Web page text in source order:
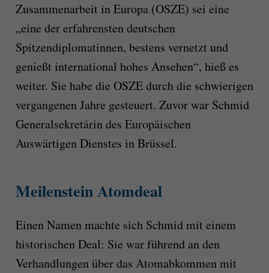
Zusammenarbeit in Europa (OSZE) sei eine
„eine der erfahrensten deutschen
Spitzendiplomatinnen, bestens vernetzt und
genießt international hohes Ansehen“, hieß es
weiter. Sie habe die OSZE durch die schwierigen
vergangenen Jahre gesteuert. Zuvor war Schmid
Generalsekretärin des Europäischen
Auswärtigen Dienstes in Brüssel.
Meilenstein Atomdeal
Einen Namen machte sich Schmid mit einem
historischen Deal: Sie war führend an den
Verhandlungen über das Atomabkommen mit